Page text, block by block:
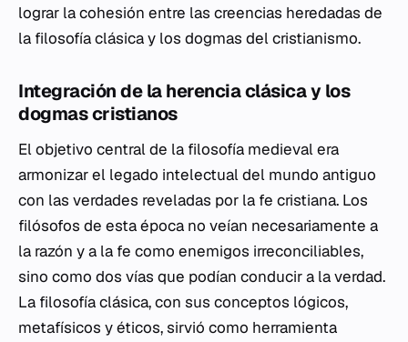
lograr la cohesión entre las creencias heredadas de
la filosofía clásica y los dogmas del cristianismo.
Integración de la herencia clásica y los
dogmas cristianos
El objetivo central de la filosofía medieval era
armonizar el legado intelectual del mundo antiguo
con las verdades reveladas por la fe cristiana. Los
filósofos de esta época no veían necesariamente a
la razón y a la fe como enemigos irreconciliables,
sino como dos vías que podían conducir a la verdad.
La filosofía clásica, con sus conceptos lógicos,
metafísicos y éticos, sirvió como herramienta